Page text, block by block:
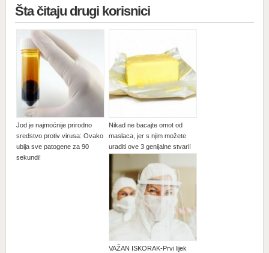
Šta čitaju drugi korisnici
Jod je najmoćnije prirodno
sredstvo protiv virusa: Ovako
ubija sve patogene za 90
sekundi!
Nikad ne bacajte omot od
maslaca, jer s njim možete
uraditi ove 3 genijalne stvari!
VAŽAN ISKORAK-Prvi lijek